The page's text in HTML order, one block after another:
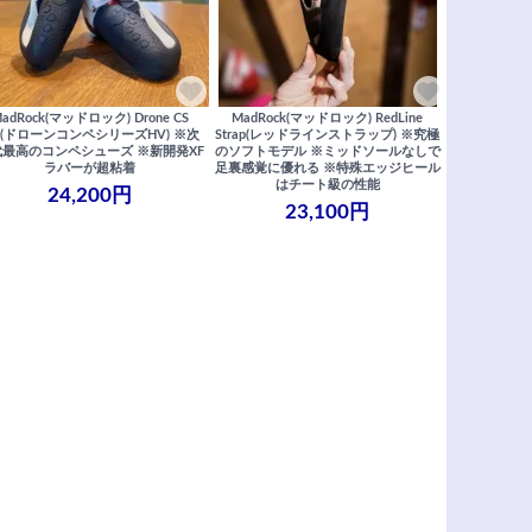
マッドロック) Drone CS
ドローンコンペシリーズHV) ※次
最高のコンペシューズ ※新開発XF
ラバーが超粘着
24,200円
MadRock(マッドロック) RedLine
Strap(レッドラインストラップ) ※究極
のソフトモデル ※ミッドソールなしで
足裏感覚に優れる ※特殊エッジヒール
はチート級の性能
23,100円